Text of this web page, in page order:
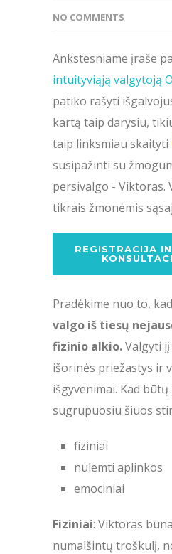
NO COMMENTS
Ankstesniame įraše
intuityviąją valgytoją
patiko rašyti
kartą taip darysiu,
taip linksmiau skaityti
susipažinti su
persivalgo - Viktoras.
tikrais žmonėmis
REGISTRACIJA
Pradėkime nuo to,
valgo iš tiesų
fizinio alkio.Valgyti
išorinės priežastys ir
išgyvenimai. Kad
sugrupuosiu šiuos
fiziniai
nulemti aplinkos
emociniai
Fiziniai: Viktoras
numalšintų troškulį,